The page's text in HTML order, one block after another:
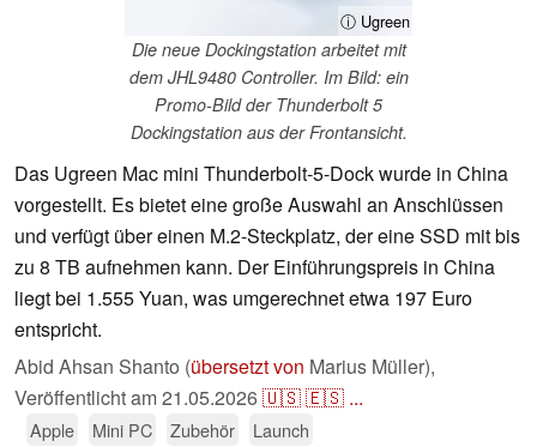
ⓘ Ugreen
Die neue Dockingstation arbeitet mit
dem JHL9480 Controller. Im Bild: ein
Promo-Bild der Thunderbolt 5
Dockingstation aus der Frontansicht.
Das Ugreen Mac mini Thunderbolt-5-Dock wurde in China
vorgestellt. Es bietet eine große Auswahl an Anschlüssen
und verfügt über einen M.2-Steckplatz, der eine SSD mit bis
zu 8 TB aufnehmen kann. Der Einführungspreis in China
liegt bei 1.555 Yuan, was umgerechnet etwa 197 Euro
entspricht.
Abid Ahsan Shanto (übersetzt von Marius Müller),
Veröffentlicht am21.05.2026🇺🇸🇪🇸 ...
Apple Mini PC Zubehör Launch